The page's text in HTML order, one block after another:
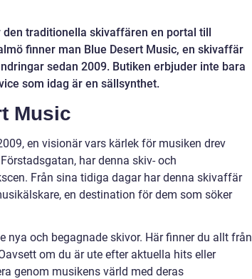
traditionella skivaffären en portal till
finner man Blue Desert Music, en skivaffär
sedan 2009. Butiken erbjuder inte bara
som idag är en sällsynthet.
Music
en visionär vars kärlek för musiken drev
har denna skiv- och
Från sina tidiga dagar har denna skivaffär
en destination för dem som söker
och begagnade skivor. Här finner du allt från
om du är ute efter aktuella hits eller
genom musikens värld med deras